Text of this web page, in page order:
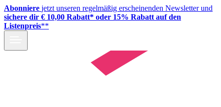
Abonniere jetzt unseren regelmäßig erscheinenden Newsletter und
sichere dir € 10,00 Rabatt* oder 15% Rabatt auf den
Listenpreis**